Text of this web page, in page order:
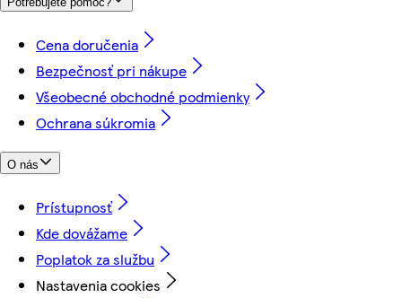
Cena doručenia
Bezpečnosť pri nákupe
Všeobecné obchodné podmienky
Ochrana súkromia
O nás
Prístupnosť
Kde dovážame
Poplatok za službu
Nastavenia cookies